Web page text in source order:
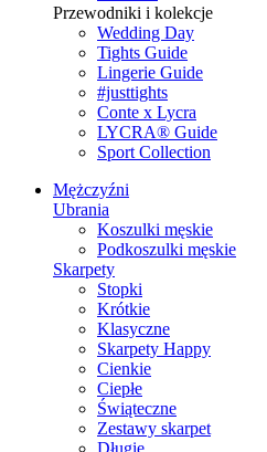
Przewodniki i kolekcje
Wedding Day
Tights Guide
Lingerie Guide
#justtights
Conte x Lycra
LYCRA® Guide
Sport Сollection
Mężczyźni
Ubrania
Koszulki męskie
Podkoszulki męskie
Skarpety
Stopki
Krótkie
Klasyczne
Skarpety Happy
Cienkie
Ciepłe
Świąteczne
Zestawy skarpet
Długie